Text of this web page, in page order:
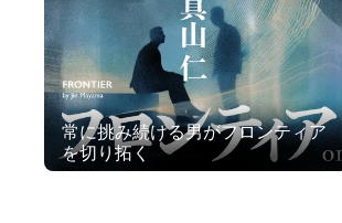
常に挑み続ける男がフロンティア
を切り拓く